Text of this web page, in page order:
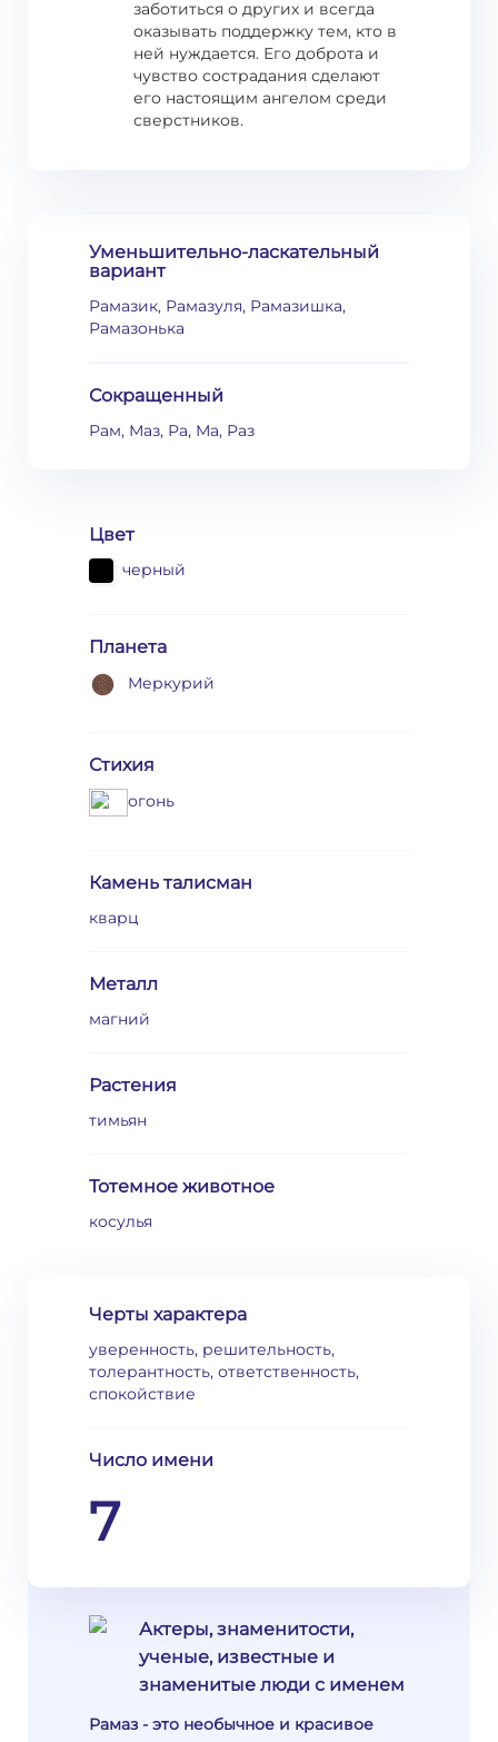
заботиться о других и всегда
оказывать поддержку тем, кто в
ней нуждается. Его доброта и
чувство сострадания сделают
его настоящим ангелом среди
сверстников.
Уменьшительно-ласкательный
вариант
Рамазик, Рамазуля, Рамазишка,
Рамазонька
Сокращенный
Рам, Маз, Ра, Ма, Раз
Цвет
черный
Планета
Меркурий
Стихия
огонь
Камень талисман
кварц
Металл
магний
Растения
тимьян
Тотемное животное
косулья
Черты характера
уверенность, решительность,
толерантность, ответственность,
спокойствие
Число имени
7
Актеры, знаменитости,
ученые, известные и
знаменитые люди с именем
Рамаз - это необычное и красивое